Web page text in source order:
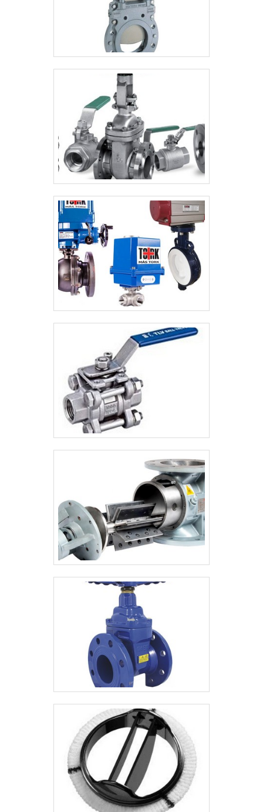
de alta qualidade, garante uma entrega de
excelência de ponta a ponta.